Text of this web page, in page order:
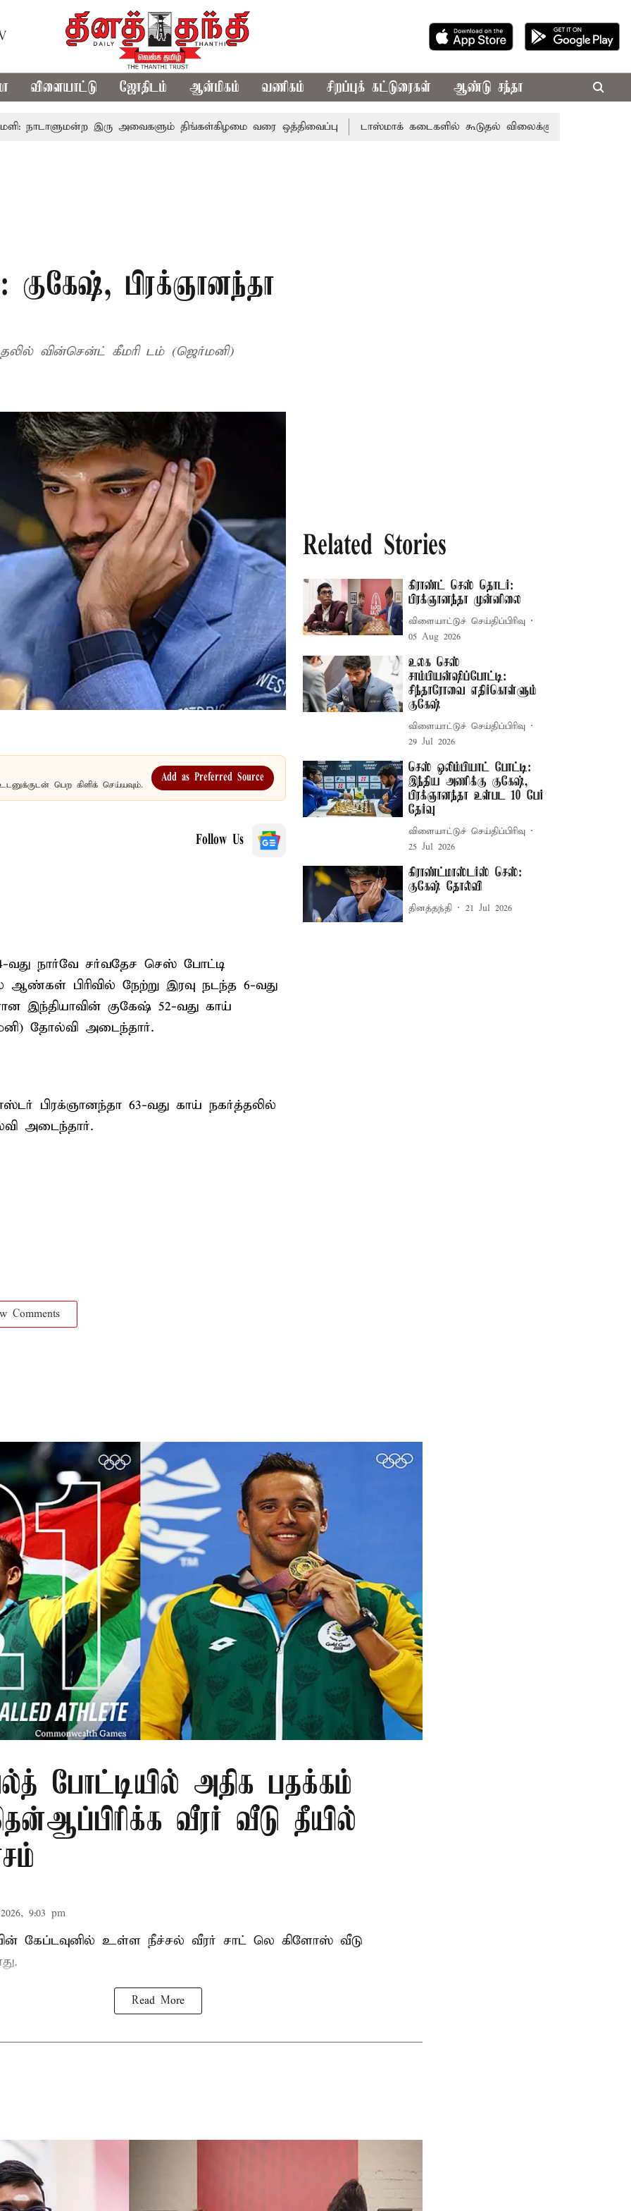
விளையாட்டு ஜோதிடம் ஆன்மிகம் வணிகம் சிறப்புக் கட்டுரைகள் ஆண்டு சந்தா
இரு அவைகளும் திங்கள்கிழமை வரை ஒத்திவைப்பு டாஸ்மாக் கடைகளில் கூடுதல் விலைக்கு மதுவிற்றால் போலீசில்
பிரக்ஞானந்தா
வின்சென்ட் கீமரி டம் (ஜெர்மனி)
பெற கிளிக் செய்யவும்.
Add as Preferred Source
Follow Us
நார்வே சர்வதேச செஸ் போட்டி
பிரிவில் நேற்று இரவு நடந்த 6-வது
இந்தியாவின் குகேஷ் 52-வது காய்
தோல்வி அடைந்தார்.
பிரக்ஞானந்தா 63-வது காய் நகர்த்தலில்
அடைந்தார்.
Comments
Related Stories
கிராண்ட் செஸ் தொடர்:
பிரக்ஞானந்தா முன்னிலை
விளையாட்டுச் செய்திப்பிரிவு
05 Aug 2026
உலக செஸ்
சாம்பியன்ஷிப்போட்டி:
சிந்தாரோவை எதிர்கொள்ளும்
குகேஷ்
விளையாட்டுச் செய்திப்பிரிவு
29 Jul 2026
செஸ் ஒலிம்பியாட் போட்டி:
இந்திய அணிக்கு குகேஷ்,
பிரக்ஞானந்தா உள்பட 10 பேர்
தேர்வு
விளையாட்டுச் செய்திப்பிரிவு
25 Jul 2026
கிராண்ட்மாஸ்டர்ஸ் செஸ்:
குகேஷ் தோல்வி
தினத்தந்தி 21 Jul 2026
போட்டியில் அதிக பதக்கம்
வீரர் வீடு தீயில்
9:03 pm
கேப்டவுனில் உள்ள நீச்சல் வீரர் சாட் லெ கிளோஸ் வீடு
Read More